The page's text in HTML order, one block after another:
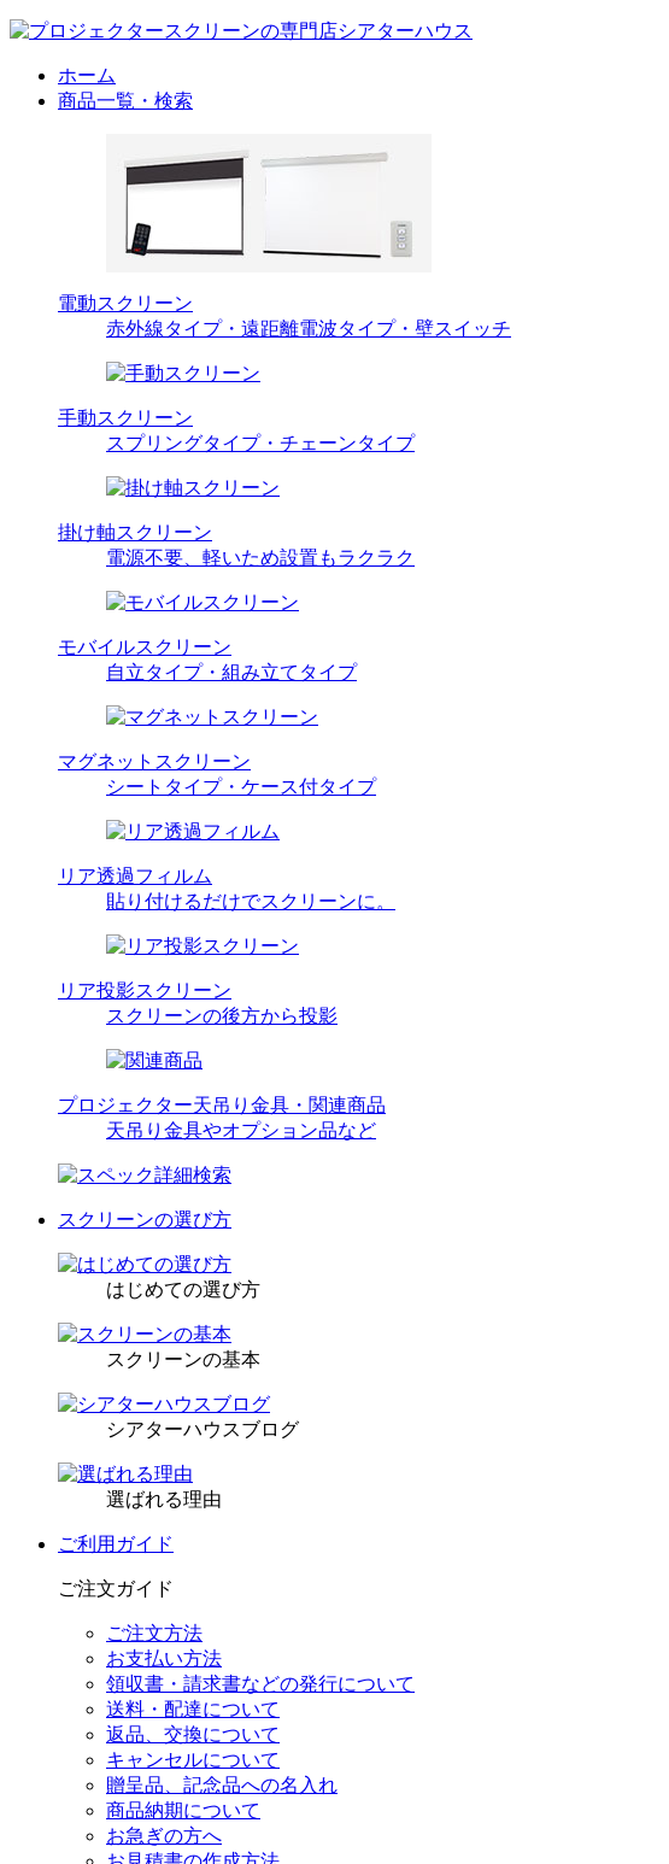
ホーム
商品一覧・検索
電動スクリーン
赤外線タイプ・遠距離電波タイプ・壁スイッチ
手動スクリーン
スプリングタイプ・チェーンタイプ
掛け軸スクリーン
電源不要、軽いため設置もラクラク
モバイルスクリーン
自立タイプ・組み立てタイプ
マグネットスクリーン
シートタイプ・ケース付タイプ
リア透過フィルム
貼り付けるだけでスクリーンに。
リア投影スクリーン
スクリーンの後方から投影
プロジェクター天吊り金具・関連商品
天吊り金具やオプション品など
スクリーンの選び方
はじめての選び方
スクリーンの基本
シアターハウスブログ
選ばれる理由
ご利用ガイド
ご注文ガイド
ご注文方法
お支払い方法
領収書・請求書などの発行について
送料・配達について
返品、交換について
キャンセルについて
贈呈品、記念品への名入れ
商品納期について
お急ぎの方へ